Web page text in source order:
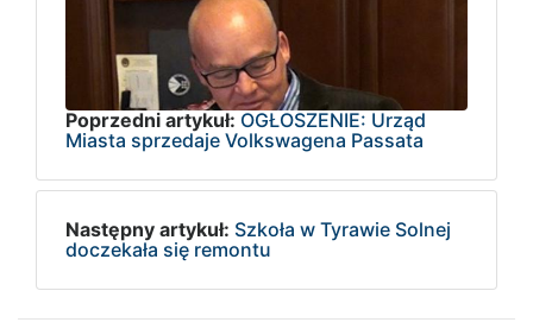
Poprzedni artykuł: OGŁOSZENIE: Urząd
Miasta sprzedaje Volkswagena Passata
Następny artykuł: Szkoła w Tyrawie Solnej
doczekała się remontu